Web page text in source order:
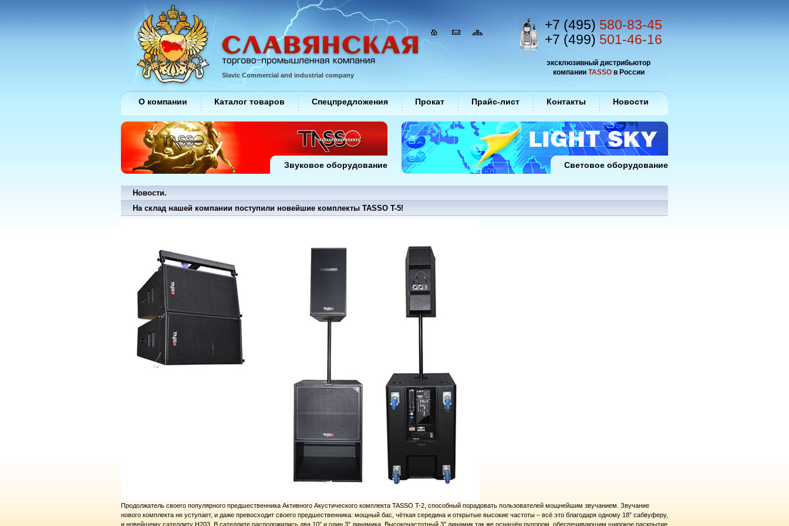
Новости.
На склад нашей компании поступили новейшие комплекты TASSO T-5!
Продолжатель своего популярного предшественника Активного Акустического комплекта TASSO T-2, способный порадовать пользователей мощнейшим звучанием. Звучание
нового комплекта не уступает, и даже превосходит своего предшественника: мощный бас, чёткая середина и открытые высокие частоты – всё это благодаря одному 18” сабвуферу,
и новейшему сателлиту H203. В сателлите расположились два 10” и один 3” динамика. Высокочастотный 3” динамик так же оснащён рупором, обеспечивающим широкое раскрытие
Slavic Commercial and industrial company
эксклюзивный дистрибьютор
компании TASSOв России
+7 (495) 580-83-45
+7 (499) 501-46-16
О компании Каталог товаров Спецпредложения Прокат Прайс-лист Контакты Новости
Звуковое оборудование Световое оборудование